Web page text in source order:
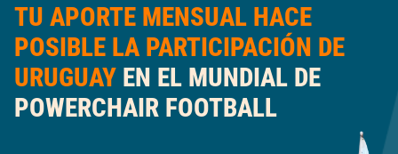
TU APORTE MENSUAL HACE
POSIBLE LA PARTICIPACIÓN DE
URUGUAY EN EL MUNDIAL DE
POWERCHAIR FOOTBALL